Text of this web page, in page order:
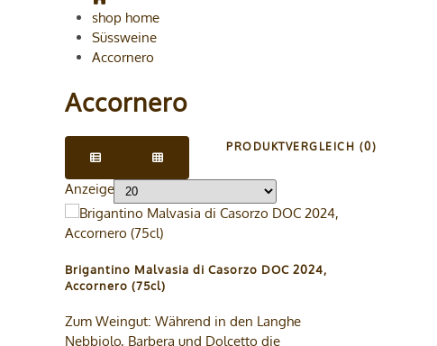
shop home
Süssweine
Accornero
Accornero
PRODUKTVERGLEICH (0)
Anzeige
Brigantino Malvasia di Casorzo DOC 2024,
Accornero (75cl)
Zum Weingut: Während in den Langhe
Nebbiolo, Barbera und Dolcetto die